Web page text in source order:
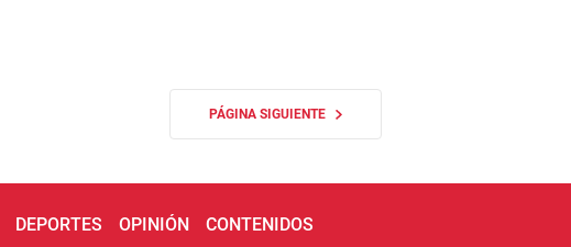
PÁGINA SIGUIENTE
DEPORTES OPINIÓN CONTENIDOS